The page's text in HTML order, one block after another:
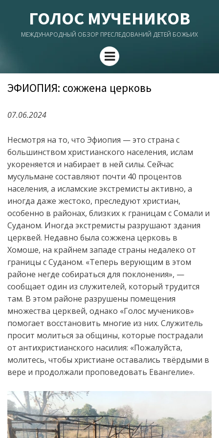
ГОЛОС МУЧЕНИКОВ
МЕЖДУНАРОДНЫЙ ОБЗОР ПРЕСЛЕДОВАНИЙ ДЕТЕЙ БОЖЬИХ
Menu
ЭФИОПИЯ: сожжена церковь
07.06.2024
Несмотря на то, что Эфиопия — это страна с
большинством христианского населения, ислам
укореняется и набирает в ней силы. Сейчас
мусульмане составляют почти 40 процентов
населения, а исламские экстремисты активно, а
иногда даже жестоко, преследуют христиан,
особенно в районах, близких к границам с Сомали и
Суданом. Иногда экстремисты разрушают здания
церквей. Недавно была сожжена церковь в
Хомоше, на крайнем западе страны недалеко от
границы с Суданом. «Теперь верующим в этом
районе негде собираться для поклонения», —
сообщает один из служителей, который трудится
там. В этом районе разрушены помещения
множества церквей, однако «Голос мучеников»
помогает восстановить многие из них. Служитель
просит молиться за общины, которые пострадали
от антихристианского насилия: «Пожалуйста,
молитесь, чтобы христиане оставались твёрдыми в
вере и продолжали проповедовать Евангелие».